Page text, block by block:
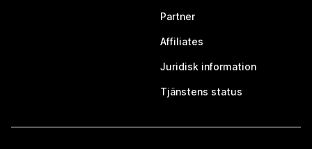
Partner
Affiliates
Juridisk information
Tjänstens status